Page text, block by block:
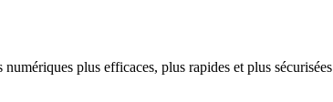
plus efficaces, plus rapides et plus sécurisées